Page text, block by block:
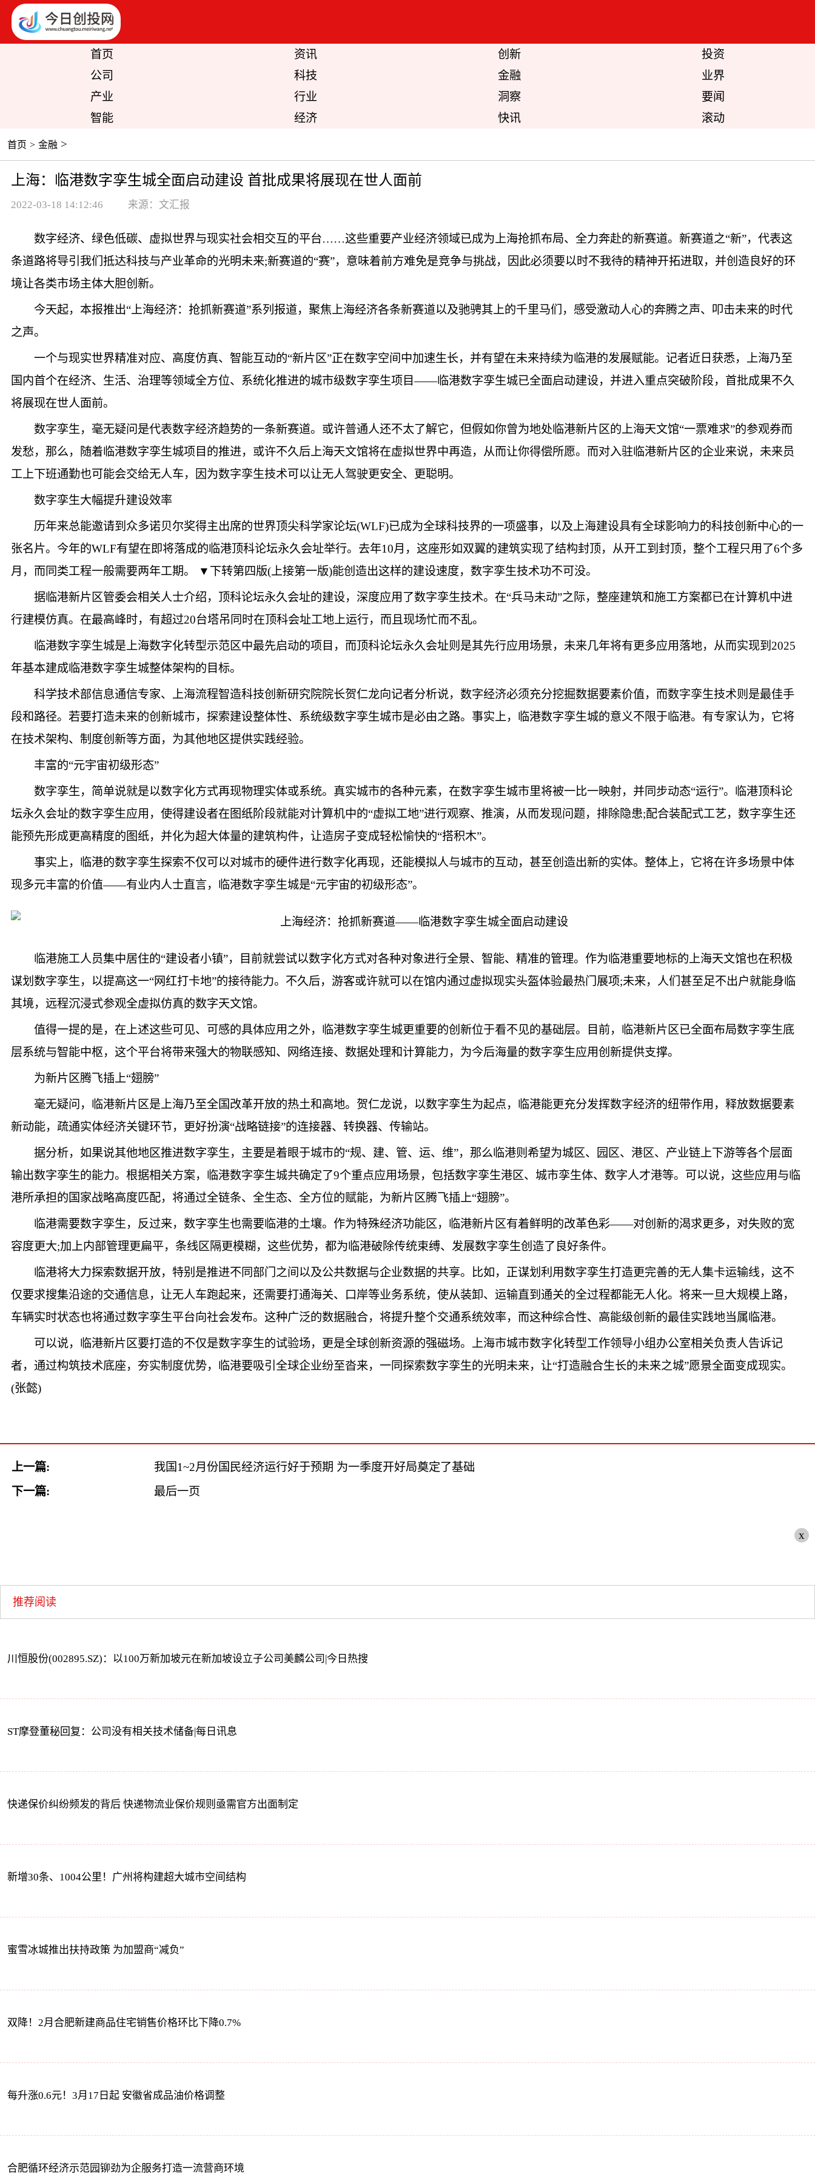
首页 资讯 创新
投资
公司
科技 金融
业界
产业
行业 洞察
要闻
智能
经济 快讯 滚动
首页 > 金融 >
上海：临港数字孪生城全面启动建设 首批成果将展现在世人面前
2022-03-18 14:12:46 来源：文汇报
数字经济、绿色低碳、虚拟世界与现实社会相交互的平台……这些重要产业经济领域已成为上海抢抓布局、全力奔赴的新赛道。新赛道之“新”，代表这
条道路将导引我们抵达科技与产业革命的光明未来;新赛道的“赛”，意味着前方难免是竞争与挑战，因此必须要以时不我待的精神开拓进取，并创造良好的环
境让各类市场主体大胆创新。
今天起，本报推出“上海经济：抢抓新赛道”系列报道，聚焦上海经济各条新赛道以及驰骋其上的千里马们，感受激动人心的奔腾之声、叩击未来的时代
之声。
一个与现实世界精准对应、高度仿真、智能互动的“新片区”正在数字空间中加速生长，并有望在未来持续为临港的发展赋能。记者近日获悉，上海乃至
国内首个在经济、生活、治理等领域全方位、系统化推进的城市级数字孪生项目——临港数字孪生城已全面启动建设，并进入重点突破阶段，首批成果不久
将展现在世人面前。
数字孪生，毫无疑问是代表数字经济趋势的一条新赛道。或许普通人还不太了解它，但假如你曾为地处临港新片区的上海天文馆“一票难求”的参观券而
发愁，那么，随着临港数字孪生城项目的推进，或许不久后上海天文馆将在虚拟世界中再造，从而让你得偿所愿。而对入驻临港新片区的企业来说，未来员
工上下班通勤也可能会交给无人车，因为数字孪生技术可以让无人驾驶更安全、更聪明。
数字孪生大幅提升建设效率
历年来总能邀请到众多诺贝尔奖得主出席的世界顶尖科学家论坛(WLF)已成为全球科技界的一项盛事，以及上海建设具有全球影响力的科技创新中心的一
张名片。今年的WLF有望在即将落成的临港顶科论坛永久会址举行。去年10月，这座形如双翼的建筑实现了结构封顶，从开工到封顶，整个工程只用了6个多
月，而同类工程一般需要两年工期。 ▼下转第四版(上接第一版)能创造出这样的建设速度，数字孪生技术功不可没。
据临港新片区管委会相关人士介绍，顶科论坛永久会址的建设，深度应用了数字孪生技术。在“兵马未动”之际，整座建筑和施工方案都已在计算机中进
行建模仿真。在最高峰时，有超过20台塔吊同时在顶科会址工地上运行，而且现场忙而不乱。
临港数字孪生城是上海数字化转型示范区中最先启动的项目，而顶科论坛永久会址则是其先行应用场景，未来几年将有更多应用落地，从而实现到2025
年基本建成临港数字孪生城整体架构的目标。
科学技术部信息通信专家、上海流程智造科技创新研究院院长贺仁龙向记者分析说，数字经济必须充分挖掘数据要素价值，而数字孪生技术则是最佳手
段和路径。若要打造未来的创新城市，探索建设整体性、系统级数字孪生城市是必由之路。事实上，临港数字孪生城的意义不限于临港。有专家认为，它将
在技术架构、制度创新等方面，为其他地区提供实践经验。
丰富的“元宇宙初级形态”
数字孪生，简单说就是以数字化方式再现物理实体或系统。真实城市的各种元素，在数字孪生城市里将被一比一映射，并同步动态“运行”。临港顶科论
坛永久会址的数字孪生应用，使得建设者在图纸阶段就能对计算机中的“虚拟工地”进行观察、推演，从而发现问题，排除隐患;配合装配式工艺，数字孪生还
能预先形成更高精度的图纸，并化为超大体量的建筑构件，让造房子变成轻松愉快的“搭积木”。
事实上，临港的数字孪生探索不仅可以对城市的硬件进行数字化再现，还能模拟人与城市的互动，甚至创造出新的实体。整体上，它将在许多场景中体
现多元丰富的价值——有业内人士直言，临港数字孪生城是“元宇宙的初级形态”。
临港施工人员集中居住的“建设者小镇”，目前就尝试以数字化方式对各种对象进行全景、智能、精准的管理。作为临港重要地标的上海天文馆也在积极
谋划数字孪生，以提高这一“网红打卡地”的接待能力。不久后，游客或许就可以在馆内通过虚拟现实头盔体验最热门展项;未来，人们甚至足不出户就能身临
其境，远程沉浸式参观全虚拟仿真的数字天文馆。
值得一提的是，在上述这些可见、可感的具体应用之外，临港数字孪生城更重要的创新位于看不见的基础层。目前，临港新片区已全面布局数字孪生底
层系统与智能中枢，这个平台将带来强大的物联感知、网络连接、数据处理和计算能力，为今后海量的数字孪生应用创新提供支撑。
为新片区腾飞插上“翅膀”
毫无疑问，临港新片区是上海乃至全国改革开放的热土和高地。贺仁龙说，以数字孪生为起点，临港能更充分发挥数字经济的纽带作用，释放数据要素
新动能，疏通实体经济关键环节，更好扮演“战略链接”的连接器、转换器、传输站。
据分析，如果说其他地区推进数字孪生，主要是着眼于城市的“规、建、管、运、维”，那么临港则希望为城区、园区、港区、产业链上下游等各个层面
输出数字孪生的能力。根据相关方案，临港数字孪生城共确定了9个重点应用场景，包括数字孪生港区、城市孪生体、数字人才港等。可以说，这些应用与临
港所承担的国家战略高度匹配，将通过全链条、全生态、全方位的赋能，为新片区腾飞插上“翅膀”。
临港需要数字孪生，反过来，数字孪生也需要临港的土壤。作为特殊经济功能区，临港新片区有着鲜明的改革色彩——对创新的渴求更多，对失败的宽
容度更大;加上内部管理更扁平，条线区隔更模糊，这些优势，都为临港破除传统束缚、发展数字孪生创造了良好条件。
临港将大力探索数据开放，特别是推进不同部门之间以及公共数据与企业数据的共享。比如，正谋划利用数字孪生打造更完善的无人集卡运输线，这不
仅要求搜集沿途的交通信息，让无人车跑起来，还需要打通海关、口岸等业务系统，使从装卸、运输直到通关的全过程都能无人化。将来一旦大规模上路，
车辆实时状态也将通过数字孪生平台向社会发布。这种广泛的数据融合，将提升整个交通系统效率，而这种综合性、高能级创新的最佳实践地当属临港。
可以说，临港新片区要打造的不仅是数字孪生的试验场，更是全球创新资源的强磁场。上海市城市数字化转型工作领导小组办公室相关负责人告诉记
者，通过构筑技术底座，夯实制度优势，临港要吸引全球企业纷至沓来，一同探索数字孪生的光明未来，让“打造融合生长的未来之城”愿景全面变成现实。
(张懿)
上一篇:
我国1~2月份国民经济运行好于预期 为一季度开好局奠定了基础
下一篇:
最后一页
x
推荐阅读
川恒股份(002895.SZ)：以100万新加坡元在新加坡设立子公司美麟公司|今日热搜
ST摩登董秘回复：公司没有相关技术储备|每日讯息
快递保价纠纷频发的背后 快递物流业保价规则亟需官方出面制定
新增30条、1004公里！广州将构建超大城市空间结构
蜜雪冰城推出扶持政策 为加盟商“减负”
双降！2月合肥新建商品住宅销售价格环比下降0.7%
每升涨0.6元！3月17日起 安徽省成品油价格调整
合肥循环经济示范园铆劲为企服务打造一流营商环境